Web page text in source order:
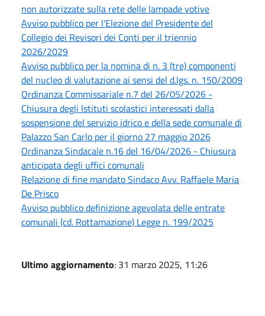
non autorizzate sulla rete delle lampade votive
Avviso pubblico per l'Elezione del Presidente del
Collegio dei Revisori dei Conti per il triennio
2026/2029
Avviso pubblico per la nomina di n. 3 (tre) componenti
del nucleo di valutazione ai sensi del d.lgs. n. 150/2009
Ordinanza Commissariale n.7 del 26/05/2026 -
Chiusura degli Istituti scolastici interessati dalla
sospensione del servizio idrico e della sede comunale di
Palazzo San Carlo per il giorno 27 maggio 2026
Ordinanza Sindacale n.16 del 16/04/2026 - Chiusura
anticipata degli uffici comunali
Relazione di fine mandato Sindaco Avv. Raffaele Maria
De Prisco
Avviso pubblico definizione agevolata delle entrate
comunali (cd. Rottamazione) Legge n. 199/2025
Ultimo aggiornamento: 31 marzo 2025, 11:26